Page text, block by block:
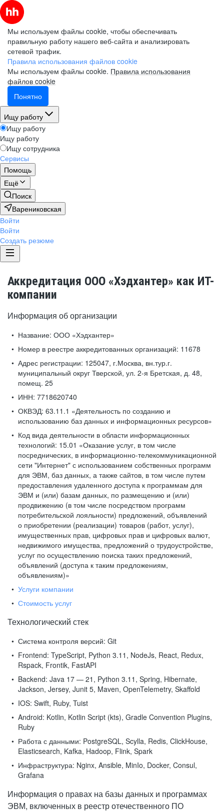
Мы используем файлы cookie, чтобы обеспечивать
правильную работу нашего веб-сайта и анализировать
сетевой трафик.
Правила использования файлов cookie
Мы используем файлы cookie. Правила использования
файлов cookie
Понятно
Ищу работу
Ищу работу
Ищу работу
Ищу сотрудника
Сервисы
Помощь
Ещё
Поиск
Варениковская
Войти
Войти
Создать резюме
Аккредитация ООО «Хэдхантер» как ИТ-
компании
Информация об организации
Название: ООО «Хэдхантер»
Номер в реестре аккредитованных организаций: 11678
Адрес регистрации: 125047, г.Москва, вн.тур.г.
муниципальный округ Тверской, ул. 2-я Бретская, д. 48,
помещ. 25
ИНН: 7718620740
ОКВЭД: 63.11.1 «Деятельность по созданию и
использованию баз данных и информационных ресурсов»
Код вида деятельности в области информационных
технологий: 15.01 «Оказание услуг, в том числе
посреднических, в информационно-телекоммуникационной
сети "Интернет" с использованием собственных программ
для ЭВМ, баз данных, а также сайтов, в том числе путем
предоставления удаленного доступа к программам для
ЭВМ и (или) базам данных, по размещению и (или)
продвижению (в том числе посредством программ
потребительской лояльности) предложений, объявлений
о приобретении (реализации) товаров (работ, услуг),
имущественных прав, цифровых прав и цифровых валют,
недвижимого имущества, предложений о трудоустройстве,
услуг по осуществлению поиска таких предложений,
объявлений (доступа к таким предложениям,
объявлениям)»
Услуги компании
Стоимость услуг
Технологический стек
Система контроля версий: Git
Frontend: TypeScript, Python 3.11, NodeJs, React, Redux,
Rspack, Frontik, FastAPI
Backend: Java 17 — 21, Python 3.11, Spring, Hibernate,
Jackson, Jersey, Junit 5, Maven, OpenTelemetry, Skaffold
IOS: Swift, Ruby, Tuist
Android: Kotlin, Kotlin Script (kts), Gradle Convention Plugins,
Ruby
Работа с данными: PostgreSQL, Scylla, Redis, ClickHouse,
Elasticsearch, Kafka, Hadoop, Flink, Spark
Инфраструктура: Nginx, Ansible, MinIo, Docker, Consul,
Grafana
Информация о правах на базы данных и программах
ЭВМ, включенных в реестр отечественного ПО